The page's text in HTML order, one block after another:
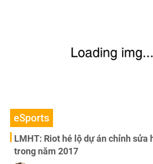
eSports
LMHT: Riot hé lộ dự án chỉnh sửa
trong năm 2017